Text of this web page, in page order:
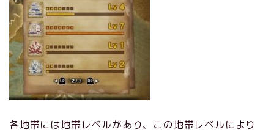
各地帯には地帯レベルがあり、この地帯レベルにより